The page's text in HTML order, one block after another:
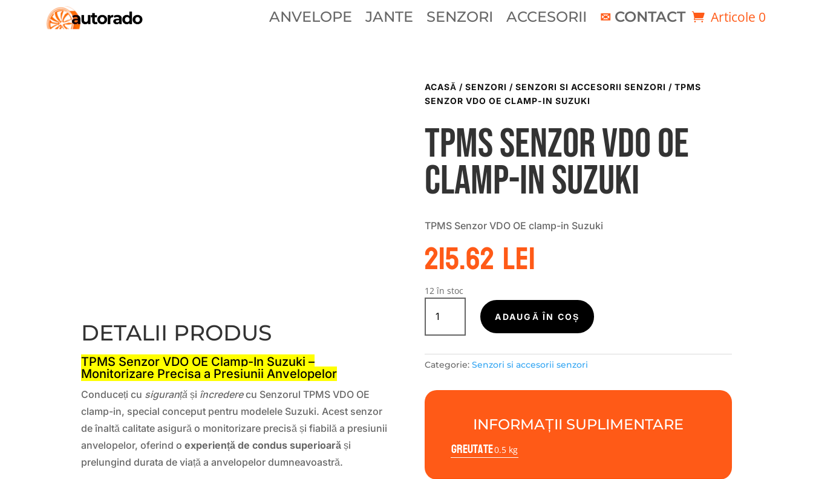
ANVELOPE JANTE SENZORI ACCESORII CONTACT Articole 0
DETALII PRODUS
TPMS Senzor VDO OE Clamp-In Suzuki –
Monitorizare Precisa a Presiunii Anvelopelor
Conduceți cu siguranță și încrederecu Senzorul TPMS VDO OE
clamp-in, special conceput pentru modelele Suzuki. Acest senzor
de înaltă calitate asigură o monitorizare precisă și fiabilă a presiunii
anvelopelor, oferind oexperiență de condus superioară și
prelungind durata de viață a anvelopelor dumneavoastră.
ACASĂ / SENZORI / SENZORI SI ACCESORII SENZORI / TPMS
SENZOR VDO OE CLAMP-IN SUZUKI
TPMS Senzor VDO OE
clamp-in Suzuki
TPMS Senzor VDO OE clamp-in Suzuki
215.62lei
12 în stoc
Cantitate
TPMS
Senzor
OE
clamp-
in
Suzuki
ADAUGĂ ÎN COȘ
Categorie: Senzori si accesorii senzori
INFORMAȚII SUPLIMENTARE
Greutate0.5 kg